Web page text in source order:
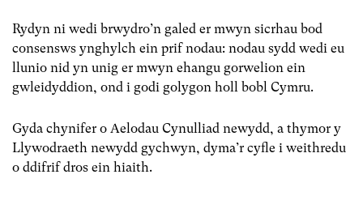
Rydyn ni wedi brwydro’n galed er mwyn sicrhau bod
consensws ynghylch ein prif nodau: nodau sydd wedi eu
llunio nid yn unig er mwyn ehangu gorwelion ein
gwleidyddion, ond i godi golygon holl bobl Cymru.
Gyda chynifer o Aelodau Cynulliad newydd, a thymor y
Llywodraeth newydd gychwyn, dyma’r cyfle i weithredu
o ddifrif dros ein hiaith.